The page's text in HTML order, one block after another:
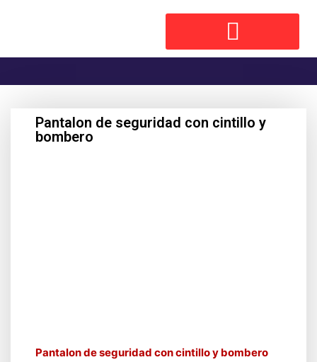
Pantalon de seguridad con cintillo y
bombero
Pantalon de seguridad con cintillo y bombero